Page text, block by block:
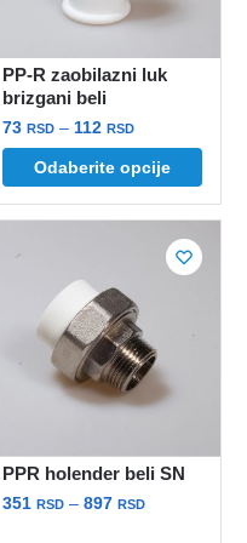
stranici
proizvoda.
PP-R zaobilazni luk
brizgani beli
73RSD – 112RSDRaspon
cena:
od
73 rsd
112 rsd
Odaberite opcije
Ovaj
ima
više
varijanti.
mogu
biti
izabrane
stranici
PPR holender beli SN
351RSD – 897RSDRaspon